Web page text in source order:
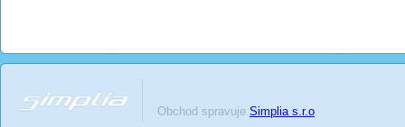
Obchod spravuje Simplia s.r.o